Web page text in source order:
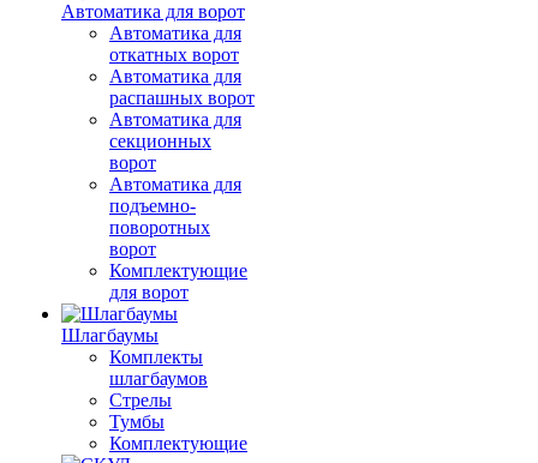
Автоматика для ворот
Автоматика для
откатных ворот
Автоматика для
распашных ворот
Автоматика для
секционных
ворот
Автоматика для
подъемно-
поворотных
ворот
Комплектующие
для ворот
Шлагбаумы
Комплекты
шлагбаумов
Стрелы
Тумбы
Комплектующие